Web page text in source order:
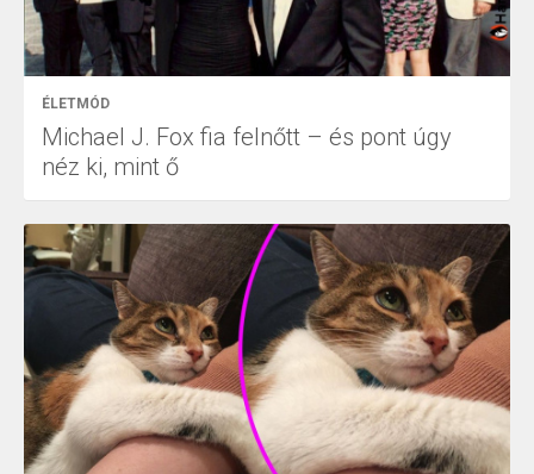
ÉLETMÓD
Michael J. Fox fia felnőtt – és pont úgy
néz ki, mint ő